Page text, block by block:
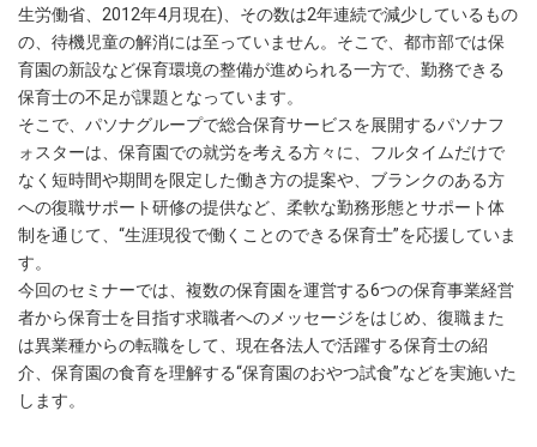
生労働省、2012年4月現在)、その数は2年連続で減少しているもの
の、待機児童の解消には至っていません。そこで、都市部では保
育園の新設など保育環境の整備が進められる一方で、勤務できる
保育士の不足が課題となっています。
そこで、パソナグループで総合保育サービスを展開するパソナフ
ォスターは、保育園での就労を考える方々に、フルタイムだけで
なく短時間や期間を限定した働き方の提案や、ブランクのある方
への復職サポート研修の提供など、柔軟な勤務形態とサポート体
制を通じて、“生涯現役で働くことのできる保育士”を応援していま
す。
今回のセミナーでは、複数の保育園を運営する6つの保育事業経営
者から保育士を目指す求職者へのメッセージをはじめ、復職また
は異業種からの転職をして、現在各法人で活躍する保育士の紹
介、保育園の食育を理解する“保育園のおやつ試食”などを実施いた
します。